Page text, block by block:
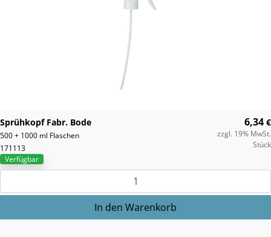
Sprühkopf Fabr. Bode
500 + 1000 ml Flaschen
171113
6,34 €
zzgl. 19% MwSt.
Stück
Verfügbar